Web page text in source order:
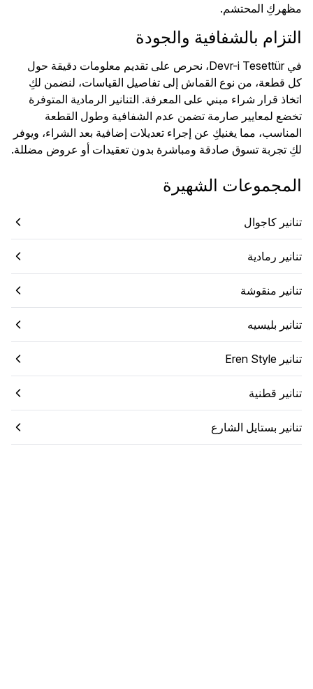
مظهركِ المحتشم.
التزام بالشفافية والجودة
في Devr-i Tesettür، نحرص على تقديم معلومات دقيقة حول
كل قطعة، من نوع القماش إلى تفاصيل القياسات، لنضمن لكِ
اتخاذ قرار شراء مبني على المعرفة. التنانير الرمادية المتوفرة
تخضع لمعايير صارمة تضمن عدم الشفافية وطول القطعة
المناسب، مما يغنيكِ عن إجراء تعديلات إضافية بعد الشراء، ويوفر
لكِ تجربة تسوق صادقة ومباشرة بدون تعقيدات أو عروض مضللة.
المجموعات الشهيرة
تنانير كاجوال
تنانير رمادية
تنانير منقوشة
تنانير بليسيه
تنانير Eren Style
تنانير قطنية
تنانير بستايل الشارع